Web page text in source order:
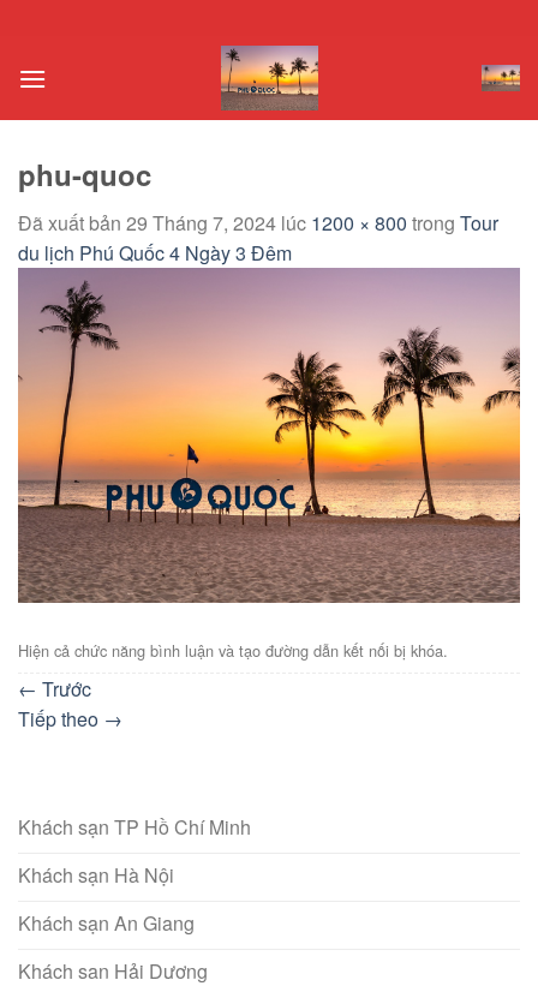
nội
phu-quoc
Đã xuất bản 29 Tháng 7, 2024 lúc 1200 × 800 trong Tour
du lịch Phú Quốc 4 Ngày 3 Đêm
Hiện cả chức năng bình luận và tạo đường dẫn kết nối bị khóa.
← Trước
Tiếp theo →
Khách sạn TP Hồ Chí Minh
Khách sạn Hà Nội
Khách sạn An Giang
Khách san Hải Dương